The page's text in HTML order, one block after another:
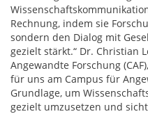
Rechnung, indem sie
sondern den Dialog mit
gezielt stärkt.“ Dr. Christian
Angewandte Forschung
für uns am Campus für
Grundlage, um
gezielt umzusetzen und